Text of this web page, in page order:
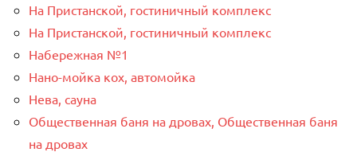
На Пристанской, гостиничный комплекс
На Пристанской, гостиничный комплекс
Набережная №1
Нано-мойка кох, автомойка
Нева, сауна
Общественная баня на дровах, Общественная баня
на дровах